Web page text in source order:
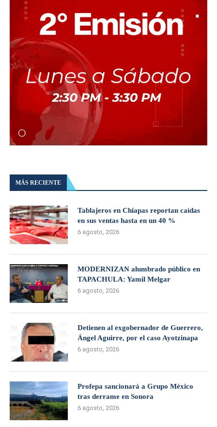
MÁS RECIENTE
Tablajeros en Chiapas reportan caídas
en sus ventas hasta en un 40 %
6 agosto, 2026
MODERNIZAN alumbrado público en
TAPACHULA: Yamil Melgar
6 agosto, 2026
Detienen al exgobernador de Guerrero,
Ángel Aguirre, por el caso Ayotzinapa
6 agosto, 2026
Profepa sancionará a Grupo México
tras derrame en Sonora
6 agosto, 2026